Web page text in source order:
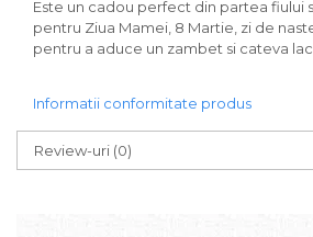
Este un cadou perfect din partea fiului
pentru Ziua Mamei, 8 Martie, zi de
pentru a aduce un zambet si cateva
Informatii conformitate produs
Review-uri (0)